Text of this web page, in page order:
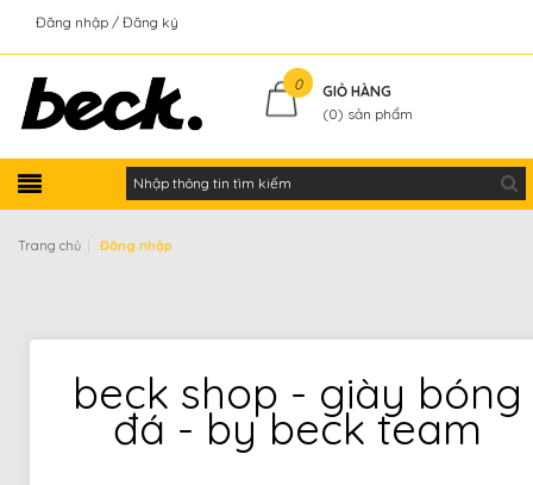
Đăng nhập Đăng ký
0
GIỎ HÀNG
(0) sản phẩm
Trang chủ Đăng nhập
beck shop - giày bóng
đá - by beck team